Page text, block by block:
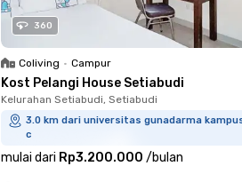
360
Coliving • Campur
Kost Pelangi House Setiabudi
Kelurahan Setiabudi, Setiabudi
3.0 km dari universitas gunadarma
c
mulai dari Rp3.200.000 /bulan